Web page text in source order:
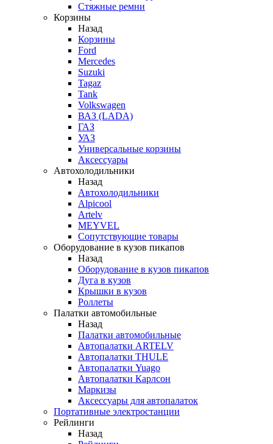
Стяжные ремни
Корзины
Назад
Корзины
Ford
Mercedes
Suzuki
Tagaz
Tank
Volkswagen
ВАЗ (LADA)
ГАЗ
УАЗ
Универсальные корзины
Аксессуары
Автохолодильники
Назад
Автохолодильники
Alpicool
Artelv
MEYVEL
Сопутствующие товары
Оборудование в кузов пикапов
Назад
Оборудование в кузов пикапов
Дуга в кузов
Крышки в кузов
Роллеты
Палатки автомобильные
Назад
Палатки автомобильные
Автопалатки ARTELV
Автопалатки THULE
Автопалатки Yuago
Автопалатки Карлсон
Маркизы
Аксессуары для автопалаток
Портативные электростанции
Рейлинги
Назад